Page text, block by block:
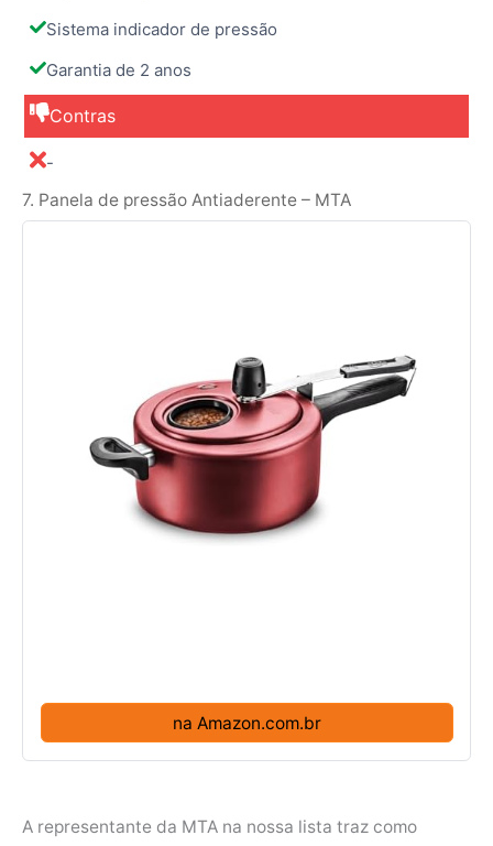
Sistema indicador de pressão
Garantia de 2 anos
Contras
-
7. Panela de pressão Antiaderente – MTA
na Amazon.com.br
A representante da MTA na nossa lista traz como